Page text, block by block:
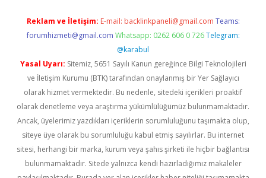
Reklam ve İletişim: E-mail: backlinkpaneli@gmail.com Teams:
forumhizmeti@gmail.com Whatsapp: 0262 606 0 726 Telegram:
@karabul
Yasal Uyarı: Sitemiz, 5651 Sayılı Kanun gereğince Bilgi Teknolojileri
ve İletişim Kurumu (BTK) tarafından onaylanmış bir Yer Sağlayıcı
olarak hizmet vermektedir. Bu nedenle, sitedeki içerikleri proaktif
olarak denetleme veya araştırma yükümlülüğümüz bulunmamaktadır.
Ancak, üyelerimiz yazdıkları içeriklerin sorumluluğunu taşımakta olup,
siteye üye olarak bu sorumluluğu kabul etmiş sayılırlar. Bu internet
sitesi, herhangi bir marka, kurum veya şahıs şirketi ile hiçbir bağlantısı
bulunmamaktadır. Sitede yalnızca kendi hazırladığımız makaleler